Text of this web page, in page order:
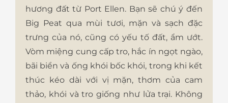
hương đất từ ​​Port Ellen. Bạn sẽ chú ý đến
Big Peat qua mùi tươi, mặn và sạch đặc
trưng của nó, cũng có yếu tố đất, ẩm ướt.
Vòm miệng cung cấp tro, hắc ín ngọt ngào,
bãi biển và ống khói bốc khói, trong khi kết
thúc kéo dài với vị mặn, thơm của cam
thảo, khói và tro giống như lửa trại. Không